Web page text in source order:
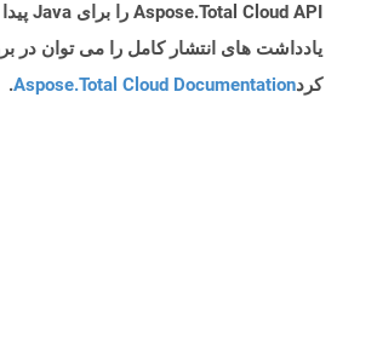
Aspose.Total Cloud API را برای Java پیدا کنم؟
یادداشت های انتشار کامل را می توان در
کردAspose.Total Cloud Documentation
.